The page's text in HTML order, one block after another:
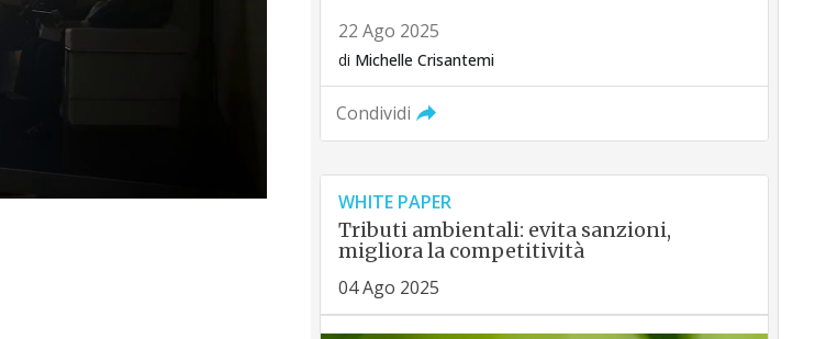
22 Ago 2025
di Michelle Crisantemi
Condividi
WHITE PAPER
Tributi ambientali: evita sanzioni,
migliora la competitività
04 Ago 2025